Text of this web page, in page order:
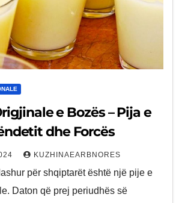
e Bozës – Pija e
dhe Forcës
KUZHINAEARBNORES
për shqiptarët është një pije e
Daton që prej periudhës së